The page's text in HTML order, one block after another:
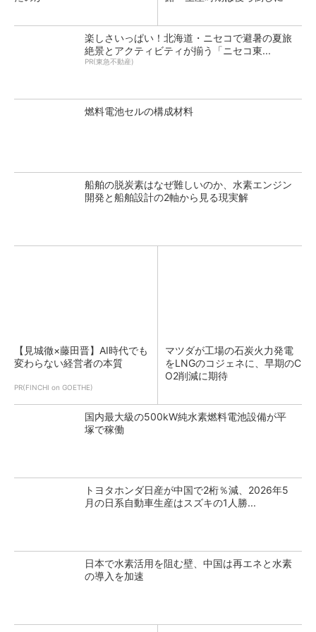
楽しさいっぱい！北海道・ニセコで避暑の夏旅
絶景とアクティビティが揃う「ニセコ東...
PR(東急不動産)
燃料電池セルの構成材料
船舶の脱炭素はなぜ難しいのか、水素エンジン
開発と船舶設計の2軸から見る現実解
【見城徹×藤田晋】AI時代でも
変わらない経営者の本質
PR(FINCHI on GOETHE)
マツダが工場の石炭火力発電
をLNGのコジェネに、早期のC
O2削減に期待
国内最大級の500kW純水素燃料電池設備が平
塚で稼働
トヨタホンダ日産が中国で2桁％減、2026年5
月の日系自動車生産はスズキの1人勝...
日本で水素活用を阻む壁、中国は再エネと水素
の導入を加速